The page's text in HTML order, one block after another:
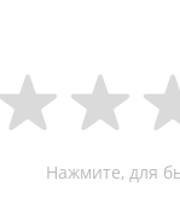
Нажмите, для